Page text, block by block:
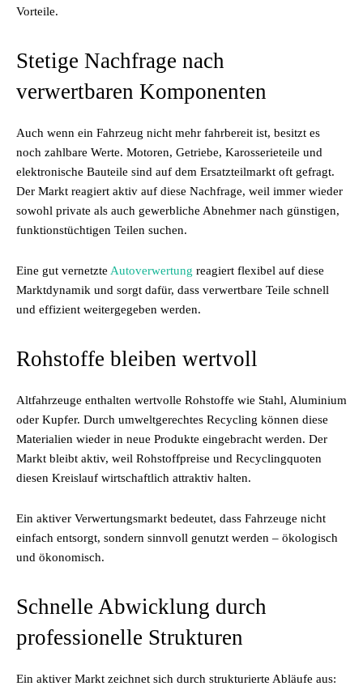
Vorteile.
Stetige Nachfrage nach
verwertbaren Komponenten
Auch wenn ein Fahrzeug nicht mehr fahrbereit ist, besitzt es
noch zahlbare Werte. Motoren, Getriebe, Karosserieteile und
elektronische Bauteile sind auf dem Ersatzteilmarkt oft gefragt.
Der Markt reagiert aktiv auf diese Nachfrage, weil immer wieder
sowohl private als auch gewerbliche Abnehmer nach günstigen,
funktionstüchtigen Teilen suchen.
Eine gut vernetzte Autoverwertung reagiert flexibel auf diese
Marktdynamik und sorgt dafür, dass verwertbare Teile schnell
und effizient weitergegeben werden.
Rohstoffe bleiben wertvoll
Altfahrzeuge enthalten wertvolle Rohstoffe wie Stahl, Aluminium
oder Kupfer. Durch umweltgerechtes Recycling können diese
Materialien wieder in neue Produkte eingebracht werden. Der
Markt bleibt aktiv, weil Rohstoffpreise und Recyclingquoten
diesen Kreislauf wirtschaftlich attraktiv halten.
Ein aktiver Verwertungsmarkt bedeutet, dass Fahrzeuge nicht
einfach entsorgt, sondern sinnvoll genutzt werden – ökologisch
und ökonomisch.
Schnelle Abwicklung durch
professionelle Strukturen
Ein aktiver Markt zeichnet sich durch strukturierte Abläufe aus: